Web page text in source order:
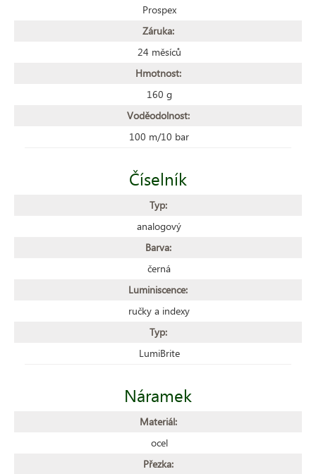
Prospex
Záruka:
24 měsíců
Hmotnost:
160 g
Voděodolnost:
100 m/10 bar
Číselník
Typ:
analogový
Barva:
černá
Luminiscence:
ručky a indexy
Typ:
LumiBrite
Náramek
Materiál:
ocel
Přezka: